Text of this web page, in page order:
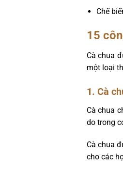
Chế
15
Cà chua
một loại
1. Cà
Cà chua
do trong
Cà chua
cho các